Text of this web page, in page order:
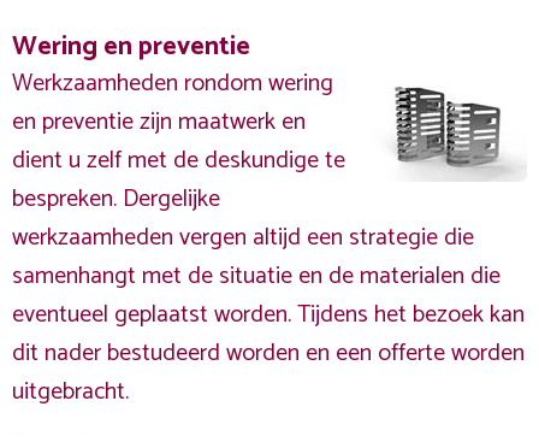
Wering en preventie
Werkzaamheden rondom wering
en preventie zijn maatwerk en
dient u zelf met de deskundige te
bespreken. Dergelijke
werkzaamheden vergen altijd een strategie die
samenhangt met de situatie en de materialen die
eventueel geplaatst worden. Tijdens het bezoek kan
dit nader bestudeerd worden en een offerte worden
uitgebracht.